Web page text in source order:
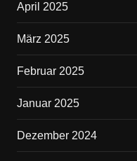
April 2025
März 2025
Februar 2025
Januar 2025
Dezember 2024